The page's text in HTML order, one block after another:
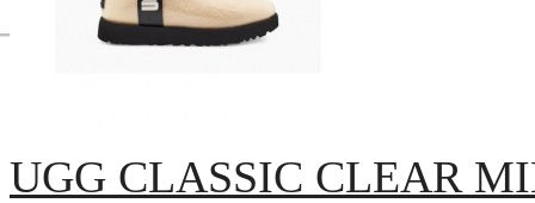
UGG CLASSIC CLEAR